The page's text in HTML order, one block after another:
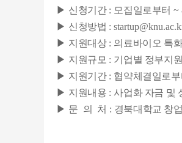
▶ 신청기간: 모집일로부터 ~
▶ 신청방법 :
▶ 지원대상: 의료바이오 특
▶ 지원규모 : 기업별 정부지
▶ 지원기간: 협약체결일로부
▶ 지원내용 : 사업화 자금 및
▶ 문 의 처 : 경북대학교 창